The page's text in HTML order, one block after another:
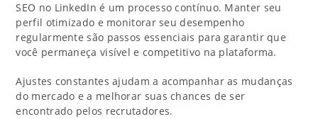
SEO no LinkedIn é um processo contínuo. Manter seu
perfil otimizado e monitorar seu desempenho
regularmente são passos essenciais para garantir que
você permaneça visível e competitivo na plataforma.
Ajustes constantes ajudam a acompanhar as mudanças
do mercado e a melhorar suas chances de ser
encontrado pelos recrutadores.